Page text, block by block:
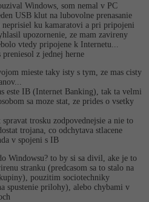
Windows, som nemal v PC
USB klut na lubovolne prenasanie
neprisiel ku kamaratovi a pri pripojeni
upozornenie, ze mam zavireny
vtedy pripojene k Internetu...
preniesol z jednej herne
mieste taky isty s tym, ze mas cisty
este IB (Internet Banking), tak ta velmi
sa moze stat, ze prides o vsetky
trosku zodpovednejsie a nie to
trojana, co odchytava stlacene
v spojeni s IB
Windowsu? to by si sa divil, ake je to
stranku (predcasom sa to stalo na
pouzitim sociotechniky
spustenie prilohy), alebo chybami v